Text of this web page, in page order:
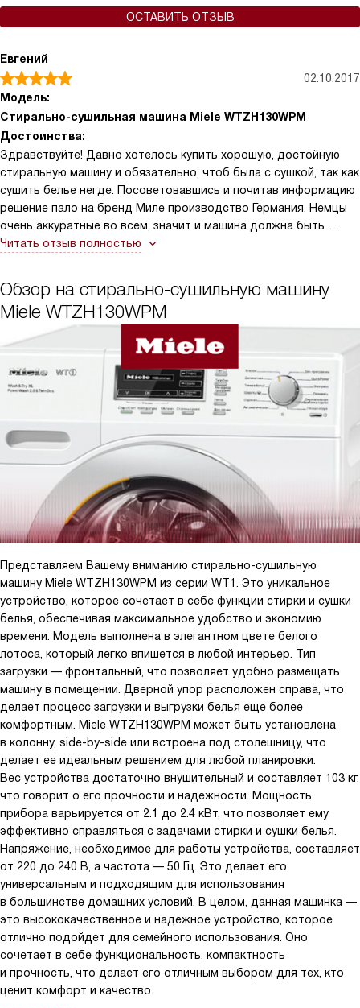
ОСТАВИТЬ ОТЗЫВ
Евгений
02.10.2017
Модель:
Стирально-сушильная машина Miele WTZH130WPM
Достоинства:
Здравствуйте! Давно хотелось купить хорошую, достойную
стиральную машину и обязательно, чтоб была с сушкой, так как
сушить белье негде. Посоветовавшись и почитав информацию
решение пало на бренд Миле производство Германия. Немцы
очень аккуратные во всем, значит и машина должна быть
достойного качества. Что хотели, то мы и получили. Машина
только хочется. Думаю, что лучше на сегодняшний день
стиральных машин нет!
Читать отзыв полностью
Обзор на стирально-сушильную машину
Miele WTZH130WPM
Представляем Вашему вниманию стирально-сушильную
машину Miele WTZH130WPM из серии WT1. Это уникальное
устройство, которое сочетает в себе функции стирки и сушки
белья, обеспечивая максимальное удобство и экономию
времени. Модель выполнена в элегантном цвете белого
лотоса, который легко впишется в любой интерьер. Тип
загрузки — фронтальный, что позволяет удобно размещать
машину в помещении. Дверной упор расположен справа, что
делает процесс загрузки и выгрузки белья еще более
комфортным. Miele WTZH130WPM может быть установлена
в колонну, side-by-side или встроена под столешницу, что
делает ее идеальным решением для любой планировки.
Вес устройства достаточно внушительный и составляет 103 кг,
что говорит о его прочности и надежности. Мощность
прибора варьируется от 2.1 до 2.4 кВт, что позволяет ему
эффективно справляться с задачами стирки и сушки белья.
Напряжение, необходимое для работы устройства, составляет
от 220 до 240 В, а частота — 50 Гц. Это делает его
универсальным и подходящим для использования
в большинстве домашних условий. В целом, данная машинка —
это высококачественное и надежное устройство, которое
отлично подойдет для семейного использования. Оно
сочетает в себе функциональность, компактность
и прочность, что делает его отличным выбором для тех, кто
ценит комфорт и качество.